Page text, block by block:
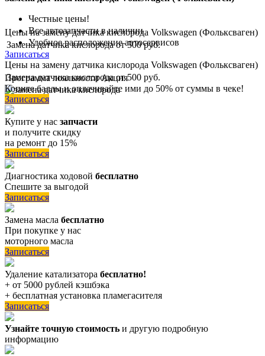
Честные цены!
Все автозапчасти в наличии
Удобное расположение автосервисов
Записаться
Цены на замену датчика кислорода Volkswagen (Фольксваген)
Замена датчика кислорода от 500 руб.
Цены на замену датчика кислорода Volkswagen (Фольксваген)
Замена датчика кислорода от 500 руб.
ПрограммалояльностиАкция
Копите баллы и оплачивайте ими до 50% от суммы в чеке!
Записаться
Купите у нас запчасти
и получите скидку
на ремонт до 15%
Записаться
Диагностика ходовой бесплатно
Спешите за выгодой
Записаться
Замена масла бесплатно
При покупке у нас
моторного масла
Записаться
Удаление катализатора бесплатно!
+ от 5000 рублей кэшбэка
+ бесплатная установка пламегасителя
Записаться
Узнайте точную стоимость и другую подробную
информацию